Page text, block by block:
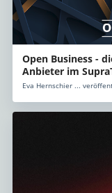
Open Business -
Anbieter im
Eva Hernschier ...